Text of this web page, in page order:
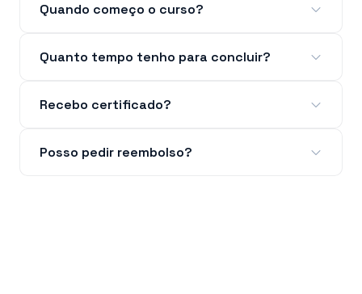
Quando começo o curso?
Quanto tempo tenho para concluir?
Recebo certificado?
Posso pedir reembolso?